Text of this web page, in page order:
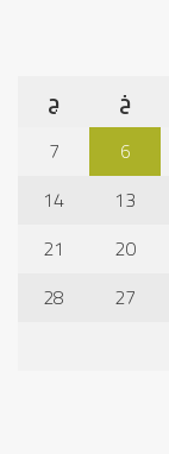
خ
ج
6
7
13
14
20
21
27
28